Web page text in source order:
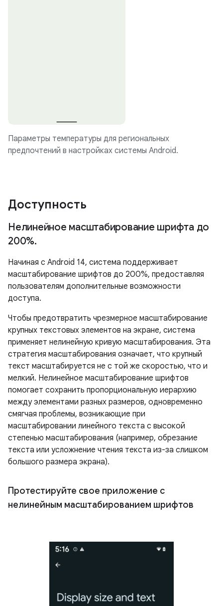
Параметры температуры для региональных
предпочтений в настройках системы Android.
Доступность
Нелинейное масштабирование шрифта до
200%.
Начиная с Android 14, система поддерживает
масштабирование шрифтов до 200%, предоставляя
пользователям дополнительные возможности
доступа.
Чтобы предотвратить чрезмерное масштабирование
крупных текстовых элементов на экране, система
применяет нелинейную кривую масштабирования. Эта
стратегия масштабирования означает, что крупный
текст масштабируется не с той же скоростью, что и
мелкий. Нелинейное масштабирование шрифтов
помогает сохранить пропорциональную иерархию
между элементами разных размеров, одновременно
смягчая проблемы, возникающие при
масштабировании линейного текста с высокой
степенью масштабирования (например, обрезание
текста или усложнение чтения текста из-за слишком
большого размера экрана).
Протестируйте свое приложение с
нелинейным масштабированием шрифтов